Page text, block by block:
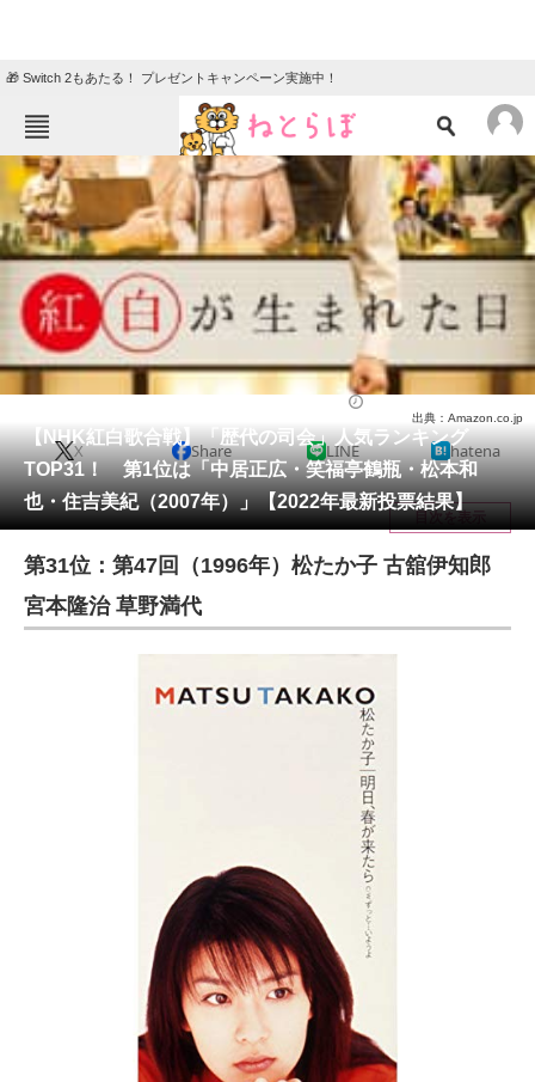
🎁 Switch 2もあたる！ プレゼントキャンペーン実施中！
ねとらぼメニュー
TOP ニュース
エンタメ クイズ
グルメ 地域
住まい 教育・育児
リサーチ
会員記事
メディア
注目記事を集めた総合ページ
進化するPCとデバイスの未来
企業ITのトレンドを詳説
経営リーダーのコミュニティ
マーケ×ITの今がよく分かる
ITエンジニア向け専門サイト
【NHK紅白歌合戦】「歴代の司会」人気ランキング
TOP31！ 第1位は「中居正広・笑福亭鶴瓶・松本和
也・住吉美紀（2007年）」【2022年最新投票結果】
出典：Amazon.co.jp
X Share LINE hatena
目次を表示
第31位：第47回（1996年）松たか子 古舘伊知郎
宮本隆治 草野満代